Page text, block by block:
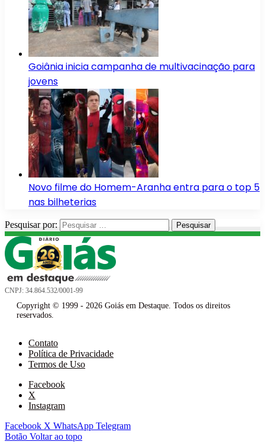
Goiânia inicia campanha de multivacinação para
jovens
Novo filme do Homem-Aranha entra para o top 5
nas bilheterias
Pesquisar por:
CNPJ: 34.864.532/0001-99
Copyright © 1999 - 2026 Goiás em Destaque. Todos os direitos
reservados.
Contato
Política de Privacidade
Termos de Uso
Facebook
X
Instagram
Facebook X WhatsApp Telegram
Botão Voltar ao topo